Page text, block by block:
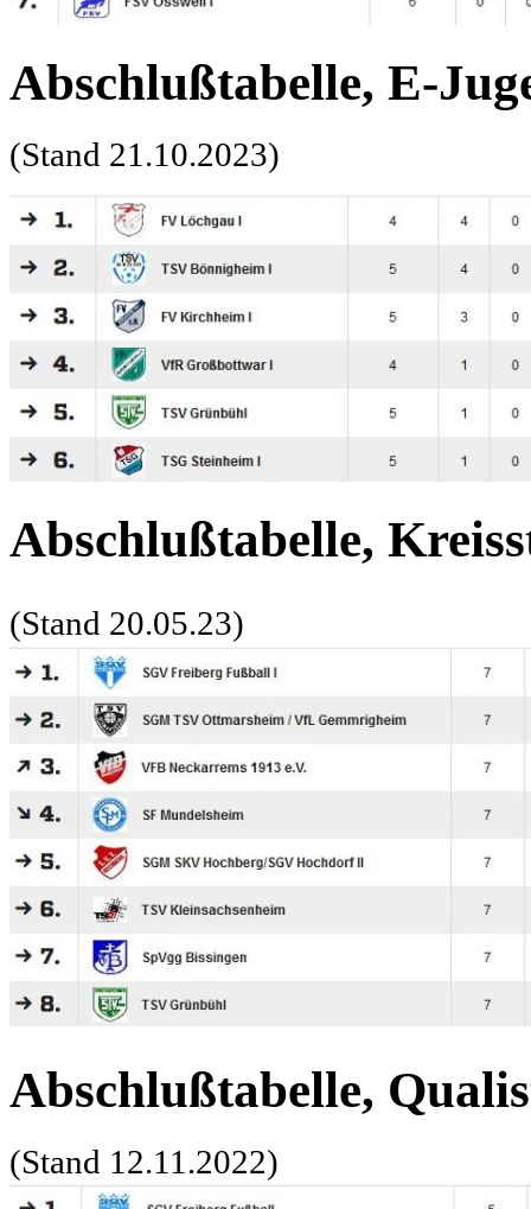
Abschlußtabelle, E-
(Stand 21.10.2023)
Abschlußtabelle,
(Stand 20.05.23)
Abschlußtabelle,
(Stand 12.11.2022)